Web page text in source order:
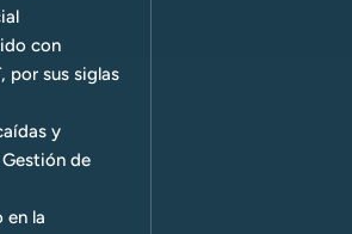
con
por sus siglas
y
de
en la